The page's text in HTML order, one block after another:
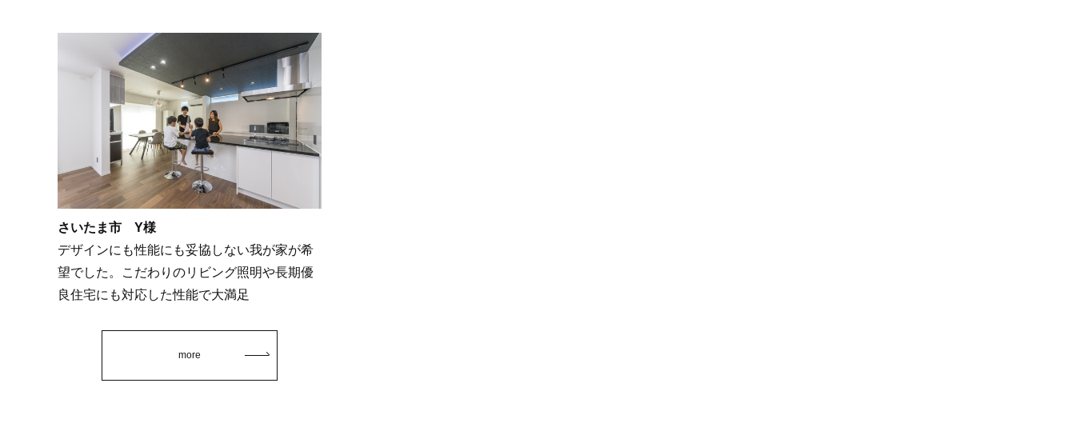
さいたま市 Y様
デザインにも性能にも妥協しない我が家が希
望でした。こだわりのリビング照明や長期優
良住宅にも対応した性能で大満足
more